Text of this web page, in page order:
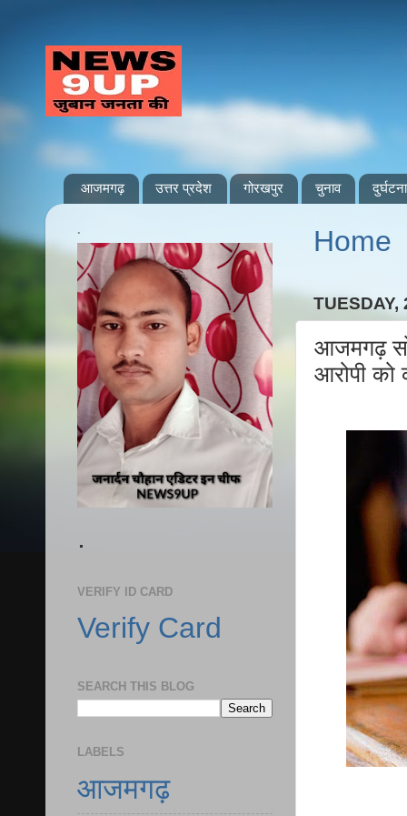
आजमगढ़ उत्तर प्रदेश गोरखपुर चुनाव दुर्घटना
Home
TUESDAY,
आजमगढ़
आरोपी को
.
.
VERIFY ID CARD
Verify Card
SEARCH THIS BLOG
LABELS
आजमगढ़